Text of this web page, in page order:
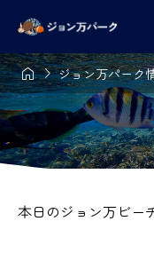
ジョン万パーク
本日のジョン万ビー